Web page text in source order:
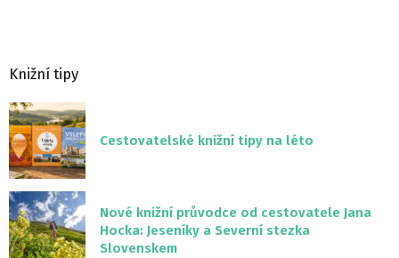
Knižní tipy
Cestovatelské knižní tipy na léto
Nové knižní průvodce od cestovatele Jana
Hocka: Jeseníky a Severní stezka
Slovenskem